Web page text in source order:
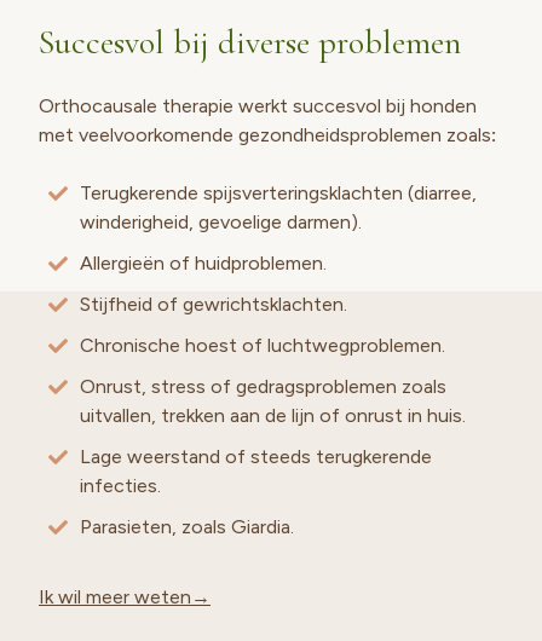
Succesvol bij diverse problemen
Orthocausale therapie werkt succesvol bij honden
met veelvoorkomende gezondheidsproblemen zoals:
Terugkerende spijsverteringsklachten (diarree,
winderigheid, gevoelige darmen).
Allergieën of huidproblemen.
Stijfheid of gewrichtsklachten.
Chronische hoest of luchtwegproblemen.
Onrust, stress of gedragsproblemen zoals
uitvallen, trekken aan de lijn of onrust in huis.
Lage weerstand of steeds terugkerende
infecties.
Parasieten, zoals Giardia.
Ik wil meer weten→